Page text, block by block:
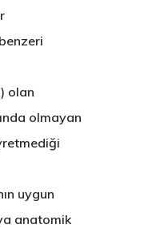
olan
olmayan
uygun
anatomik